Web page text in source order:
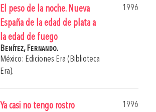
El peso de la noche. Nueva
España de la edad de plata a
la edad de fuego
1996
Benítez, Fernando.
México: Ediciones Era (Biblioteca
Era).
Ya casi no tengo rostro
1996